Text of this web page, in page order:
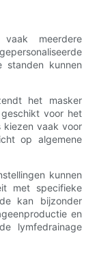
vaak meerdere
standen kunnen
het masker
voor het
kiezen vaak voor
op algemene
kunnen
met specifieke
kan bijzonder
en
lymfedrainage